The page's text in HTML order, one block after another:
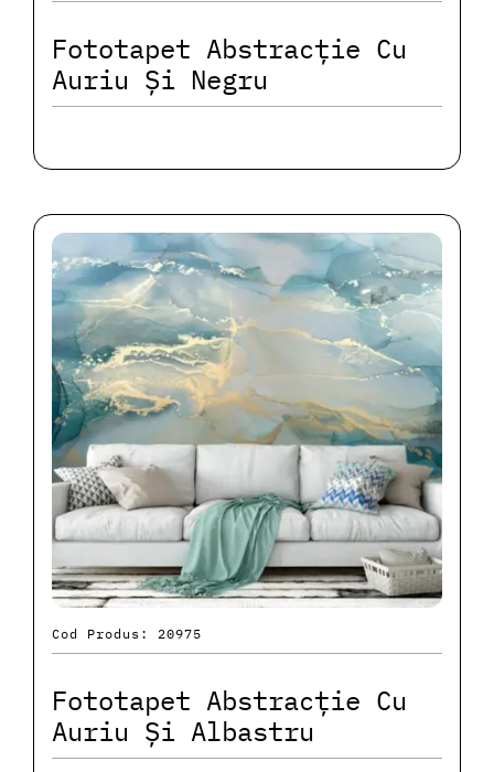
Fototapet Abstracție Cu
Auriu Și Negru
Cod Produs: 20975
Fototapet Abstracție Cu
Auriu Și Albastru